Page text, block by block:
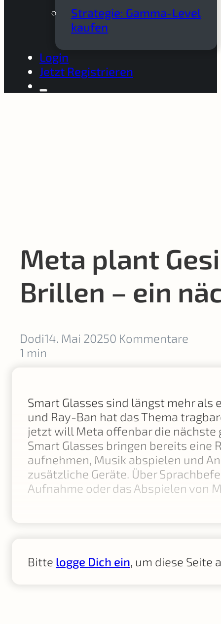
Strategie: Gamma-Level
kaufen
Login
Jetzt Registrieren
Meta plant
Brillen – ein
Dodi14. Mai 20250 Kommentare
1 min
Smart Glasses sind längst mehr
und Ray-Ban hat das Thema
jetzt will Meta offenbar die nächste
Smart Glasses bringen bereits eine
aufnehmen, Musik abspielen und
zusätzliche Geräte. Über
Aufnahme oder das Abspielen von
Bitte logge Dich ein, um diese Seite